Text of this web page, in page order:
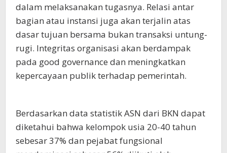
dalam melaksanakan tugasnya. Relasi antar
bagian atau instansi juga akan terjalin atas
dasar tujuan bersama bukan transaksi untung-
rugi. Integritas organisasi akan berdampak
pada good governance dan meningkatkan
kepercayaan publik terhadap pemerintah.
Berdasarkan data statistik ASN dari BKN dapat
diketahui bahwa kelompok usia 20-40 tahun
sebesar 37% dan pejabat fungsional